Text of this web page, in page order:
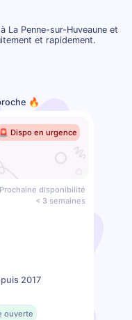
La Penne-sur-Huveaune et
et rapidement.
🔥
🚨 Dispo en urgence
Prochaine disponibilité
< 3 semaines
2017
ouverte